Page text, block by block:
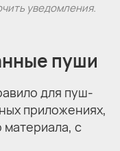
уведомления.
пуши
для пуш-
приложениях,
с